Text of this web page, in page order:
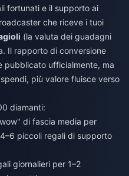
fortunati e il supporto ai
che riceve i tuoi
(la valuta dei guadagni
Il rapporto di conversione
pubblicato ufficialmente, ma
più valore fluisce verso
diamanti:
di fascia media per
piccoli regali di supporto
giornalieri per 1–2